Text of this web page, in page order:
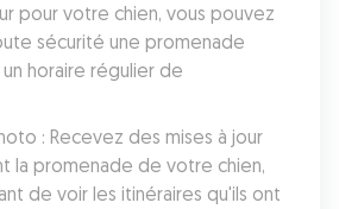
pour votre chien, vous pouvez
sécurité une promenade
horaire régulier de
: Recevez des mises à jour
la promenade de votre chien,
de voir les itinéraires qu'ils ont